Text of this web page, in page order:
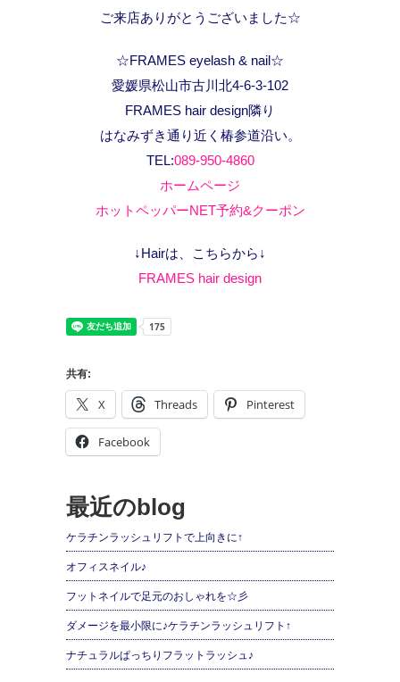
ご来店ありがとうございました☆
☆FRAMES eyelash & nail☆
愛媛県松山市古川北4-6-3-102
FRAMES hair design隣り
はなみずき通り近く椿参道沿い。
TEL:089-950-4860
ホームページ
ホットペッパーNET予約&クーポン
↓Hairは、こちらから↓
FRAMES hair design
共有:
X Threads Pinterest
Facebook
最近のblog
ケラチンラッシュリフトで上向きに↑
オフィスネイル♪
フットネイルで足元のおしゃれを☆彡
ダメージを最小限に♪ケラチンラッシュリフト↑
ナチュラルぱっちりフラットラッシュ♪